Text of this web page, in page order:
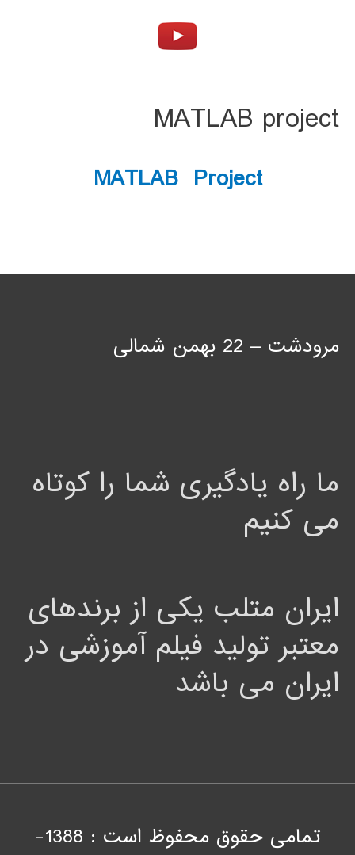
MATLAB project
MATLAB Project
مرودشت – 22 بهمن شمالی
ما راه یادگیری شما را کوتاه
می کنیم
ایران متلب یکی از برندهای
معتبر تولید فیلم آموزشی در
ایران می باشد
تمامی حقوق محفوظ است : 1388-